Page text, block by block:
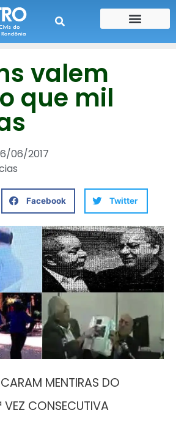
valem
que mil
06/2017
Facebook Twitter
MENTIRAS DO
VEZ CONSECUTIVA